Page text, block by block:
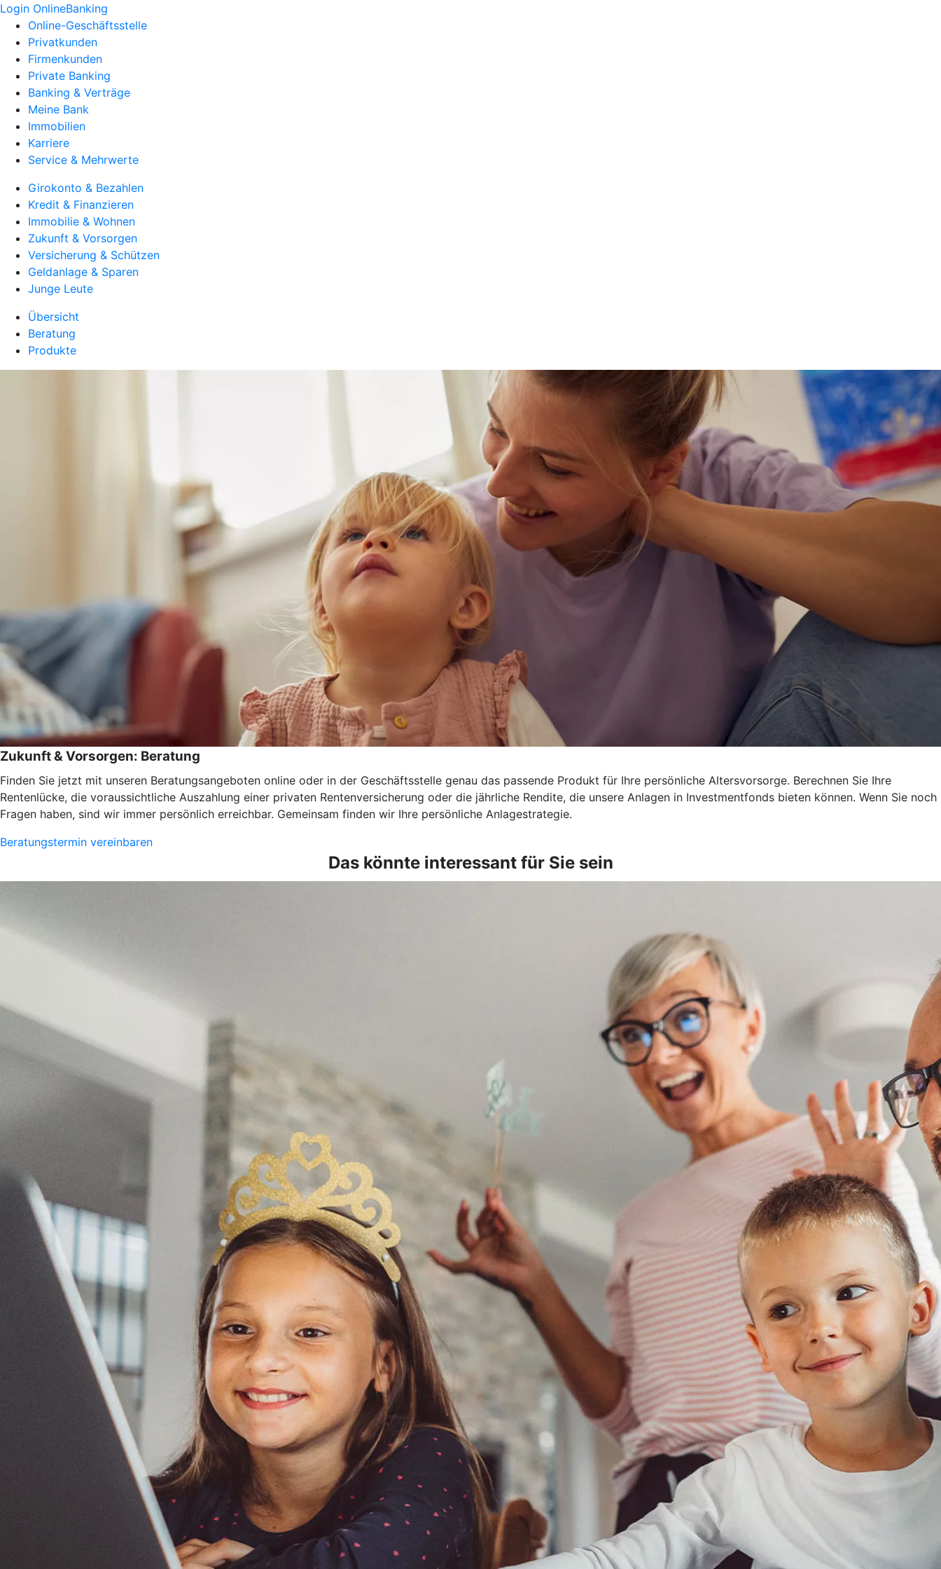
Login OnlineBanking
Online-Geschäftsstelle
Privatkunden
Firmenkunden
Private Banking
Banking & Verträge
Meine Bank
Immobilien
Karriere
Service & Mehrwerte
Girokonto & Bezahlen
Kredit & Finanzieren
Immobilie & Wohnen
Zukunft & Vorsorgen
Versicherung & Schützen
Geldanlage & Sparen
Junge Leute
Übersicht
Beratung
Produkte
Zukunft & Vorsorgen: Beratung
Finden Sie jetzt mit unseren Beratungsangeboten online oder in der Geschäftsstelle genau das passende Produkt für Ihre persönliche Altersvorsorge. Berechnen Sie Ihre
Rentenlücke, die voraussichtliche Auszahlung einer privaten Rentenversicherung oder die jährliche Rendite, die unsere Anlagen in Investmentfonds bieten können. Wenn Sie noch
Fragen haben, sind wir immer persönlich erreichbar. Gemeinsam finden wir Ihre persönliche Anlagestrategie.
Beratungstermin vereinbaren
Das könnte interessant für Sie sein